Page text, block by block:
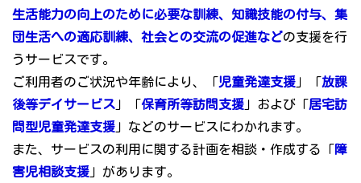
生活能力の向上のために必要な訓練、知識技能の付与、集
団生活への適応訓練、社会との交流の促進などの支援を行
うサービスです。
ご利用者のご状況や年齢により、「児童発達支援 」「放課
後等デイサービス 」「保育所等訪問支援 」および「居宅訪
問型児童発達支援 」などのサービスにわかれます。
また、サービスの利用に関する計画を相談・作成する「障
害児相談支援 」があります。